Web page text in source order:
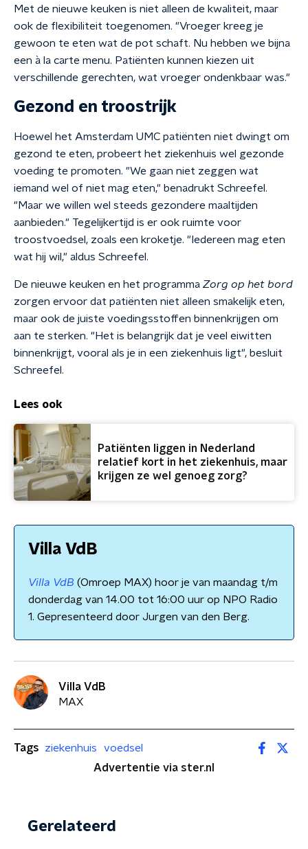
Met de nieuwe keuken is niet alleen de kwaliteit, maar
ook de flexibiliteit toegenomen. "Vroeger kreeg je
gewoon te eten wat de pot schaft. Nu hebben we bijna
een à la carte menu. Patiënten kunnen kiezen uit
verschillende gerechten, wat vroeger ondenkbaar was."
Gezond en troostrijk
Hoewel het Amsterdam UMC patiënten niet dwingt om
gezond te eten, probeert het ziekenhuis wel gezonde
voeding te promoten. "We gaan niet zeggen wat
iemand wel of niet mag eten," benadrukt Schreefel.
"Maar we willen wel steeds gezondere maaltijden
aanbieden." Tegelijkertijd is er ook ruimte voor
troostvoedsel, zoals een kroketje. "Iedereen mag eten
wat hij wil," aldus Schreefel.
De nieuwe keuken en het programma Zorg op het bord
zorgen ervoor dat patiënten niet alleen smakelijk eten,
maar ook de juiste voedingsstoffen binnenkrijgen om
aan te sterken. "Het is belangrijk dat je veel eiwitten
binnenkrijgt, vooral als je in een ziekenhuis ligt", besluit
Schreefel.
Lees ook
Patiënten liggen in Nederland
relatief kort in het ziekenhuis, maar
krijgen ze wel genoeg zorg?
Villa VdB
Villa VdB (Omroep MAX) hoor je van maandag t/m
donderdag van 14.00 tot 16:00 uur op NPO Radio
1. Gepresenteerd door Jurgen van den Berg.
Villa VdB
MAX
Tags ziekenhuis
voedsel
Advertentie via ster.nl
Gerelateerd